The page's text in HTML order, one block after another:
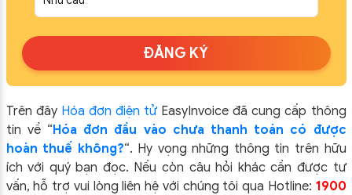
ĐĂNG KÝ
Trên đây Hóa đơn điện tử EasyInvoice đã cung cấp thông
tin về “Hóa đơn đầu vào chưa thanh toán có được
hoàn thuế không?“. Hy vọng những thông tin trên hữu
ích với quý bạn đọc. Nếu còn câu hỏi khác cần được tư
vấn, hỗ trợ vui lòng liên hệ với chúng tôi qua Hotline: 1900